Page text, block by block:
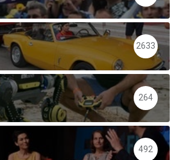
2633
264
492